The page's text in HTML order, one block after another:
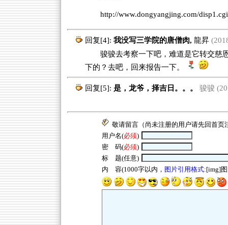
http://www.dongyangjing.com/
回复[4]: 我没写三学院的唐僧肉, 龍昇
骏骏去考察一下吧，难道是它转交慈恩
下的？去吧，回来报告一下。
回复[5]: 是，龙爷，择吉日。。。 骏骏
敬请留言（尚未注册的用户请先回首页
用户名(必须)
密 码(必须)
标 题(任意)
内 容(1000字以内， 图片引用格式:[img]